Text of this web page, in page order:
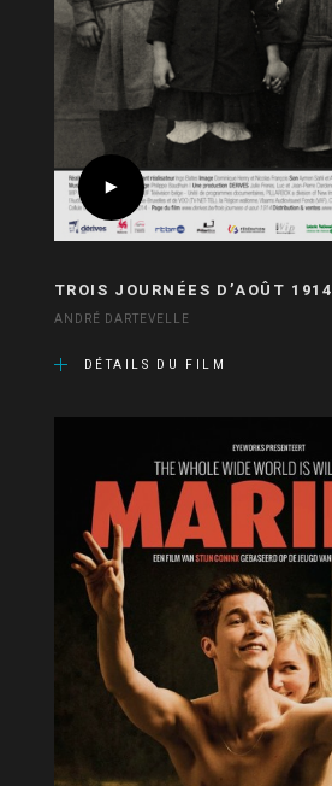
TROIS JOURNÉES D’AOÛT 1914
ANDRÉ DARTEVELLE
DÉTAILS DU FILM